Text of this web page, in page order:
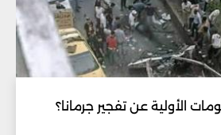
الأولية عن تفجير جرمانا؟